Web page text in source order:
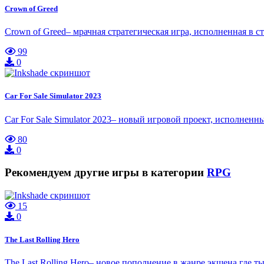
Crown of Greed
Crown of Greed– мрачная стратегическая игра, исполненная
99
0
Car For Sale Simulator 2023
Car For Sale Simulator 2023– новый игровой проект,
80
0
Рекомендуем другие игры в категории RPG
15
0
The Last Rolling Hero